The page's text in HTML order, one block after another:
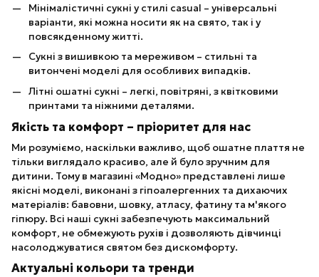
Мінімалістичні сукні у стилі casual – універсальні
варіанти, які можна носити як на свято, так і у
повсякденному житті.
Сукні з вишивкою та мереживом – стильні та
витончені моделі для особливих випадків.
Літні ошатні сукні – легкі, повітряні, з квітковими
принтами та ніжними деталями.
Якість та комфорт – пріоритет для нас
Ми розуміємо, наскільки важливо, щоб ошатне плаття не
тільки виглядало красиво, але й було зручним для
дитини. Тому в магазині «Модно» представлені лише
якісні моделі, виконані з гіпоалергенних та дихаючих
матеріалів: бавовни, шовку, атласу, фатину та м'якого
гіпюру. Всі наші сукні забезпечують максимальний
комфорт, не обмежують рухів і дозволяють дівчинці
насолоджуватися святом без дискомфорту.
Актуальні кольори та тренди